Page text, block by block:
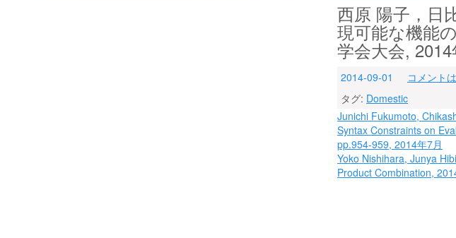
西原 陽子，日
現可能な機能
学会大会, 2014
2014-09-01
コメント
タグ: Domestic
投
稿
ナ
Junichi Fukumoto,
Syntax Constraints on
pp.954-959, 2014年7月
Yoko Nishihara, Junya
Product Combination,